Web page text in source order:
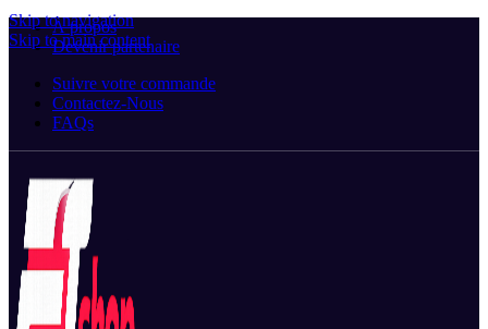
Skip to navigation
Skip to main content
À propos
Devenir partenaire
Suivre votre commande
Contactez-Nous
FAQs